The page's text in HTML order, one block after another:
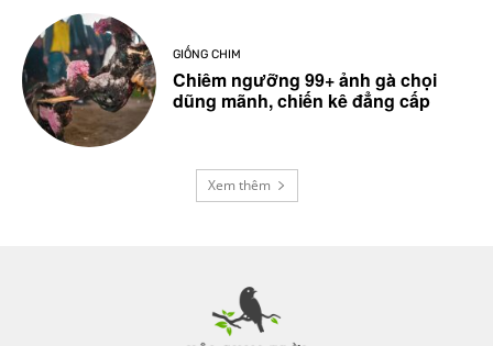
GIỐNG CHIM
Chiêm ngưỡng 99+ ảnh gà chọi
dũng mãnh, chiến kê đẳng cấp
Xem thêm